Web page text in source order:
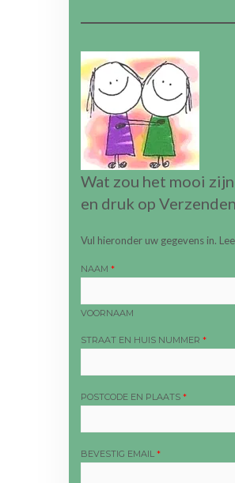
Wat zou het mooi
en druk op
Vul hieronder uw gegevens in.
NAAM *
VOORNAAM
STRAAT EN HUIS NUMMER *
POSTCODE EN PLAATS *
BEVESTIG EMAIL *